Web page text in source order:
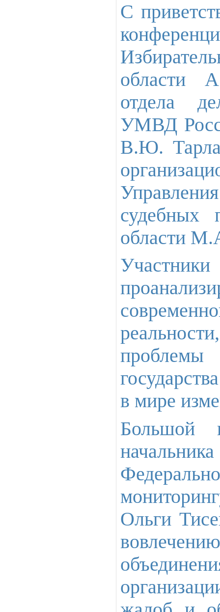
С
области
отдела
УМВД
В.Ю.
судебных
области
в мире
Большой
Ольги